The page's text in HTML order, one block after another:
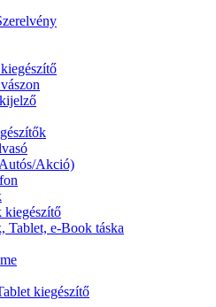
Akció)
kiegészítő
Tablet, e-Book táska
kiegészítő